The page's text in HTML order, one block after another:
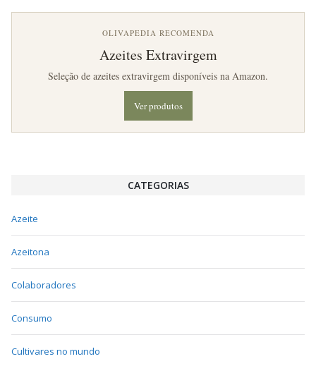
OLIVAPEDIA RECOMENDA
Azeites Extravirgem
Seleção de azeites extravirgem disponíveis na Amazon.
Ver produtos
CATEGORIAS
Azeite
Azeitona
Colaboradores
Consumo
Cultivares no mundo